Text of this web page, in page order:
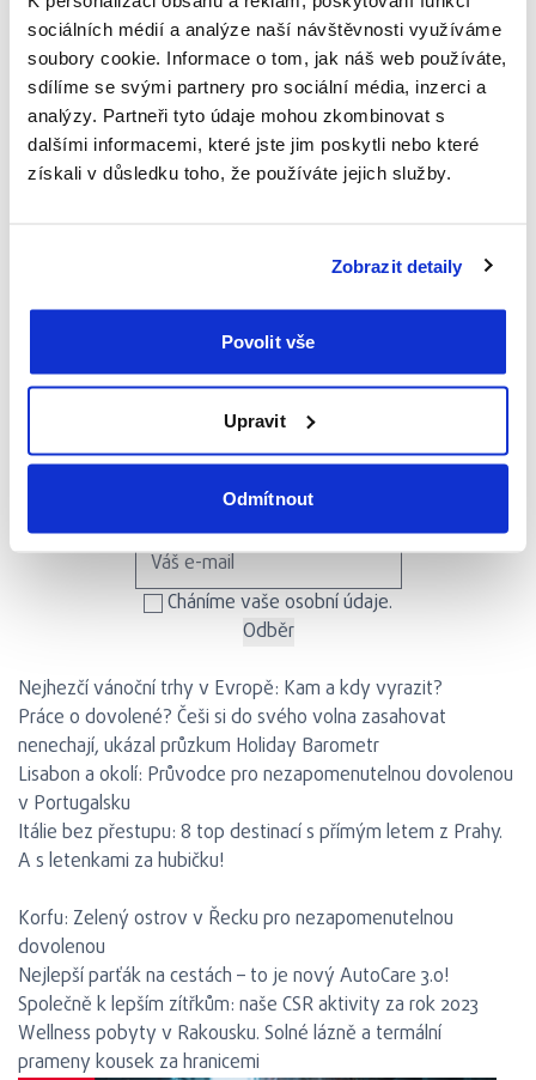
sociálních médií a analýze naší návštěvnosti využíváme
soubory cookie. Informace o tom, jak náš web používáte,
sdílíme se svými partnery pro sociální média, inzerci a
analýzy. Partneři tyto údaje mohou zkombinovat s
dalšími informacemi, které jste jim poskytli nebo které
získali v důsledku toho, že používáte jejich služby.
Zobrazit detaily
Povolit vše
Upravit
Odmítnout
EA kemp: Návrat do dětských let
20.9.2021
Jezdili jste jako děti na tábor? Připomeňte si dětská léta díky
našemu fotoreportu z EA kempu, který jsme uspořádali v
krásné přírodě Žďárských vrchů.
1 2 ... 8 9 10 11 12 13
Novinky
Společnost Generali představuje Redion
Prodloužení pojištění TravelCare zdarma a bez starostí
Kdy mají jednotlivé evropské země letní prázdniny?
Přihlaste se k odběru našeho newsletteru
Cháníme vaše osobní údaje.
Nejhezčí vánoční trhy v Evropě: Kam a kdy vyrazit?
Práce o dovolené? Češi si do svého volna zasahovat
nenechají, ukázal průzkum Holiday Barometr
Lisabon a okolí: Průvodce pro nezapomenutelnou dovolenou
v Portugalsku
Itálie bez přestupu: 8 top destinací s přímým letem z Prahy.
A s letenkami za hubičku!
Korfu: Zelený ostrov v Řecku pro nezapomenutelnou
dovolenou
Nejlepší parťák na cestách – to je nový AutoCare 3.0!
Společně k lepším zítřkům: naše CSR aktivity za rok 2023
Wellness pobyty v Rakousku. Solné lázně a termální
prameny kousek za hranicemi